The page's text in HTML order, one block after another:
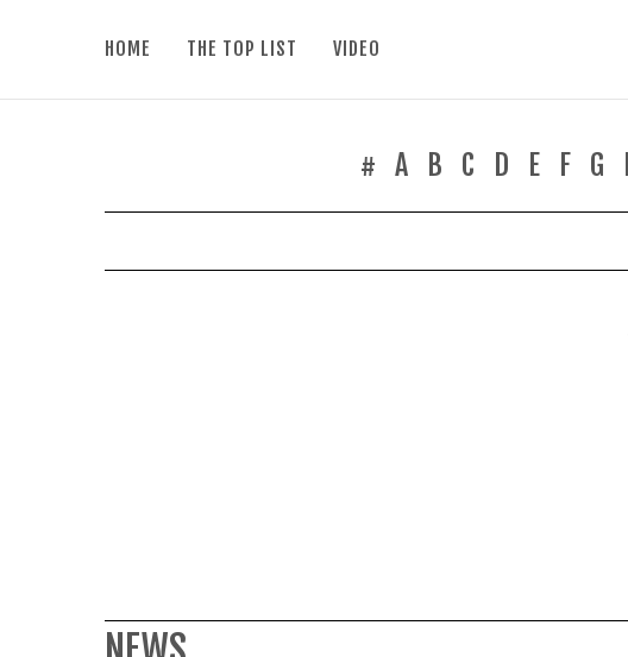
HOME THE TOP LIST VIDEO
# A B C D E F G